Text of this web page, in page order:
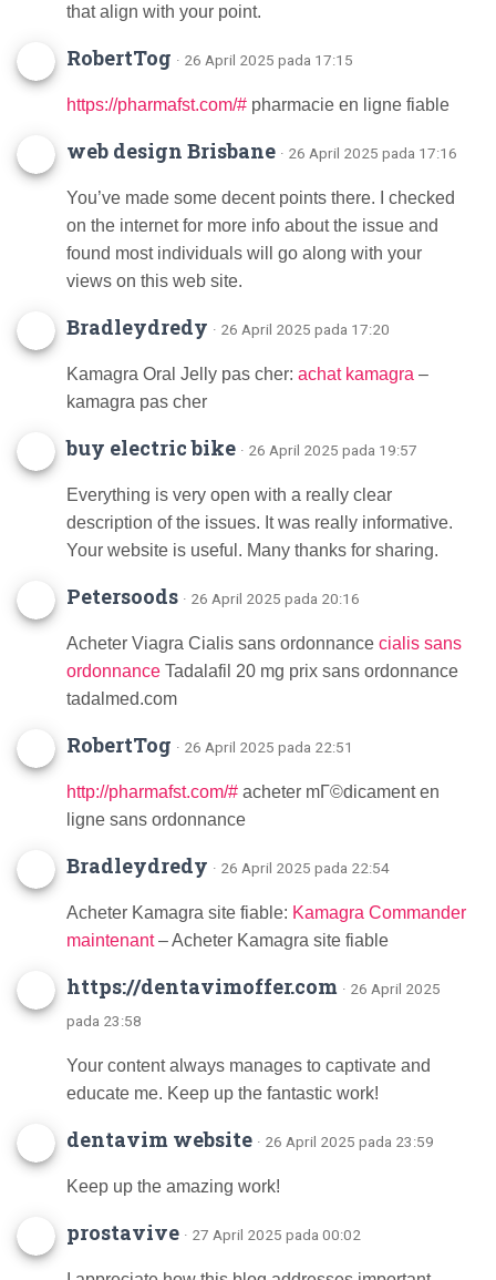
that align with your point.
RobertTog · 26 April 2025 pada 17:15
https://pharmafst.com/# pharmacie en ligne fiable
web design Brisbane · 26 April 2025 pada 17:16
You’ve made some decent points there. I checked
on the internet for more info about the issue and
found most individuals will go along with your
views on this web site.
Bradleydredy · 26 April 2025 pada 17:20
Kamagra Oral Jelly pas cher: achat kamagra –
kamagra pas cher
buy electric bike · 26 April 2025 pada 19:57
Everything is very open with a really clear
description of the issues. It was really informative.
Your website is useful. Many thanks for sharing.
Petersoods · 26 April 2025 pada 20:16
Acheter Viagra Cialis sans ordonnance cialis sans
ordonnance Tadalafil 20 mg prix sans ordonnance
tadalmed.com
RobertTog · 26 April 2025 pada 22:51
http://pharmafst.com/# acheter mГ©dicament en
ligne sans ordonnance
Bradleydredy · 26 April 2025 pada 22:54
Acheter Kamagra site fiable: Kamagra Commander
maintenant– Acheter Kamagra site fiable
https://dentavimoffer.com · 26 April 2025
pada 23:58
Your content always manages to captivate and
educate me. Keep up the fantastic work!
dentavim website · 26 April 2025 pada 23:59
Keep up the amazing work!
prostavive · 27 April 2025 pada 00:02